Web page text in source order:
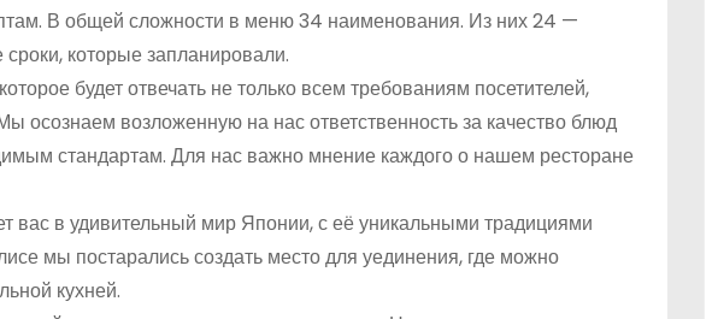
В общей сложности в меню 34 наименования. Из них 24 —
которые запланировали.
будет отвечать не только всем требованиям посетителей,
осознаем возложенную на нас ответственность за качество блюд
стандартам. Для нас важно мнение каждого о нашем ресторане
вас в удивительный мир Японии, с её уникальными традициями
мы постарались создать место для уединения, где можно
кухней.